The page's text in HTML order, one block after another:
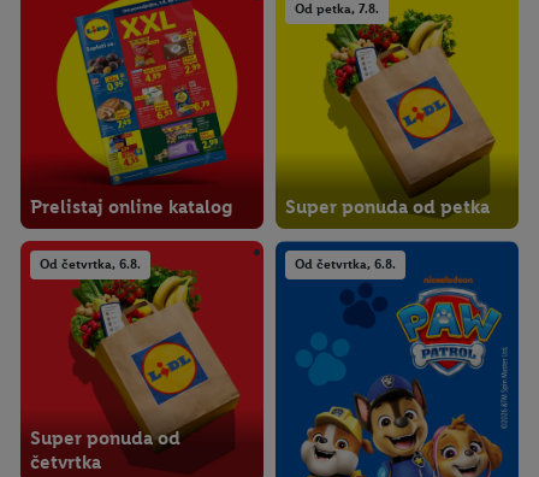
Prelistaj online katalog
Od petka, 7.8.
Super ponuda od petka
Od četvrtka, 6.8.
Super ponuda od
četvrtka
Od četvrtka, 6.8.